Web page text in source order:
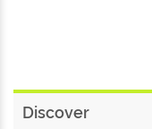
Discover